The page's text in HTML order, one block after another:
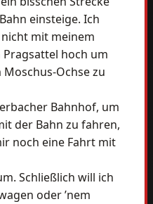
einsteige. Ich
mit meinem
Pragsattel hoch um
Ochse zu
Bahnhof, um
der Bahn zu fahren,
noch eine Fahrt mit
Schließlich will ich
oder ’nem